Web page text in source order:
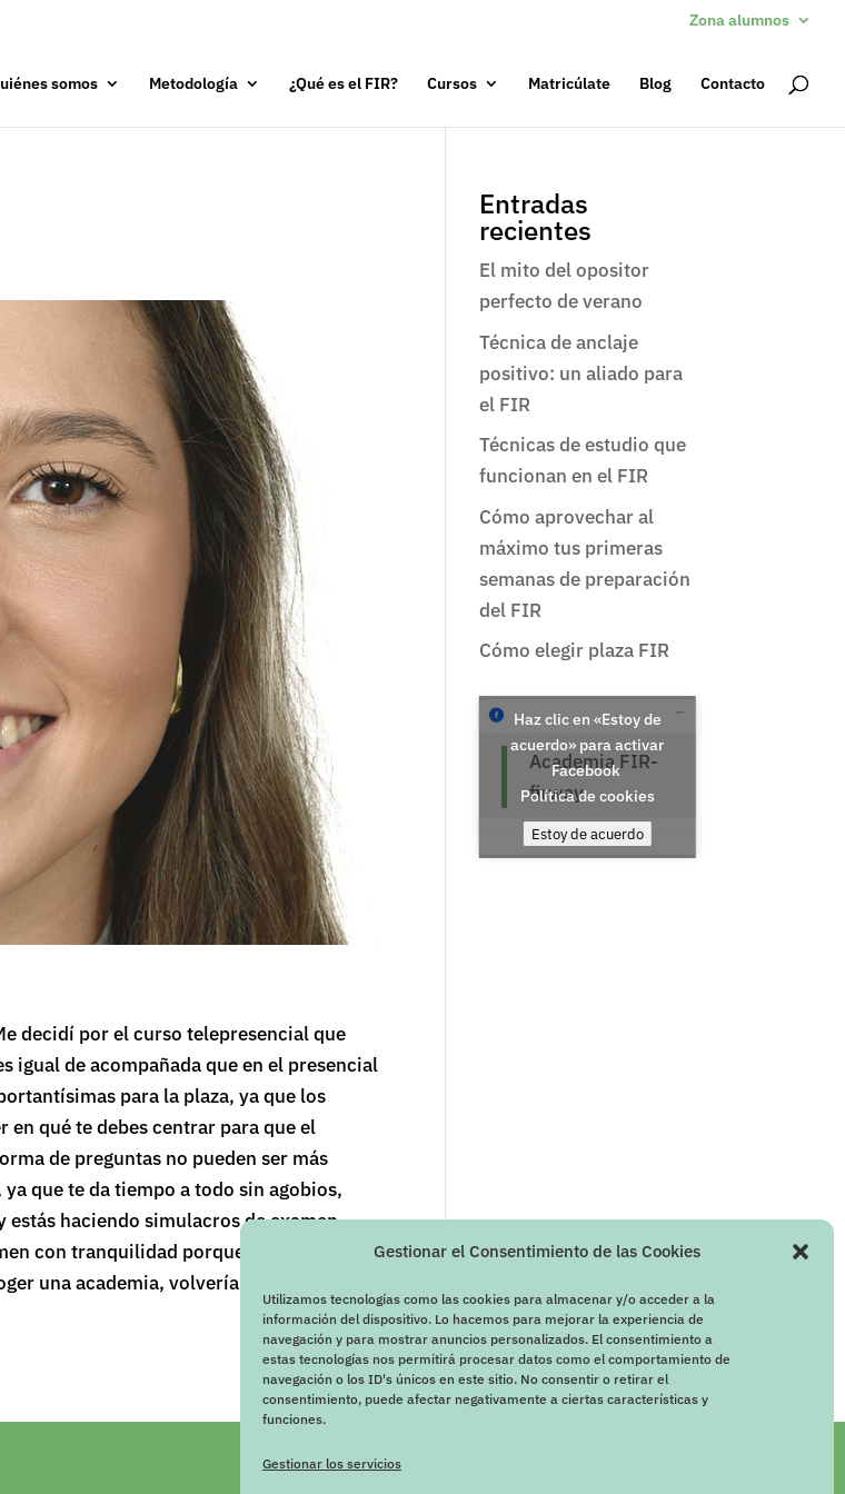
Gestionar el Consentimiento de las Cookies
Utilizamos tecnologías como las cookies para almacenar y/o acceder a la
información del dispositivo. Lo hacemos para mejorar la experiencia de
navegación y para mostrar anuncios personalizados. El consentimiento a
estas tecnologías nos permitirá procesar datos como el comportamiento de
navegación o los ID's únicos en este sitio. No consentir o retirar el
consentimiento, puede afectar negativamente a ciertas características y
funciones.
Gestionar los servicios
Zona alumnos
somos Metodología ¿Qué es el FIR? Cursos Matricúlate Blog Contacto
decidí por el curso telepresencial que
igual de acompañada que en el presencial
para la plaza, ya que los
en qué te debes centrar para que el
de preguntas no pueden ser más
que te da tiempo a todo sin agobios,
haciendo simulacros de examen
con tranquilidad porque lo sientes
una academia, volvería a escoger sin
Entradas
recientes
El mito del opositor
perfecto de verano
Técnica de anclaje
positivo: un aliado para
el FIR
Técnicas de estudio que
funcionan en el FIR
Cómo aprovechar al
máximo tus primeras
semanas de preparación
del FIR
Cómo elegir plaza FIR
Academia FIR-
firway
Haz clic en «Estoy de
acuerdo» para activar
Facebook
Política de cookies
Estoy de acuerdo